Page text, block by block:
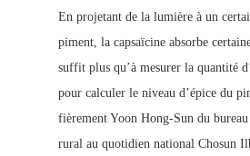
En projetant de la lumière à un
piment, la capsaïcine absorbe
suffit plus qu’à mesurer la quantité
pour calculer le niveau d’épice du
fièrement Yoon Hong-Sun du
rural au quotidien national Chosun